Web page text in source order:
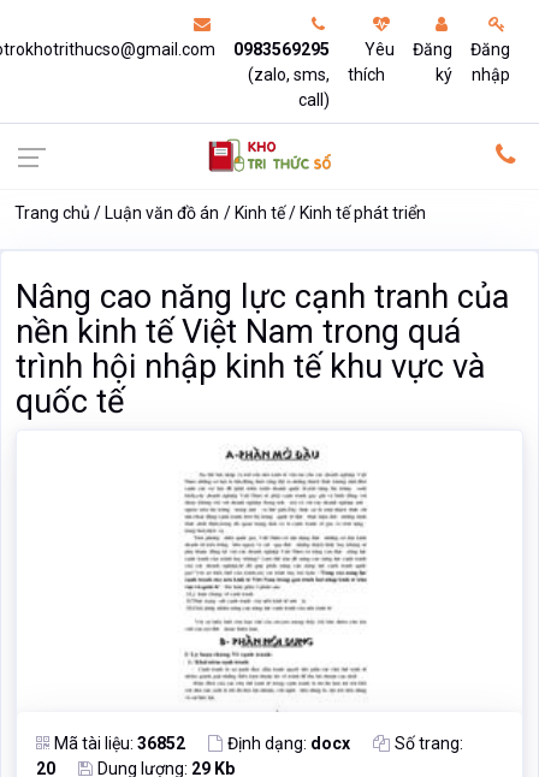
0983569295
(zalo, sms,
call)
Yêu
thích
Đăng
ký
Đăng
nhập
Trang chủ Luận văn đồ án Kinh tế Kinh tế phát triển
Nâng cao năng lực cạnh tranh của
nền kinh tế Việt Nam trong quá
trình hội nhập kinh tế khu vực và
quốc tế
Mã tài liệu: 36852 Định dạng: docx
Số trang:
20
Dung lượng: 29 Kb